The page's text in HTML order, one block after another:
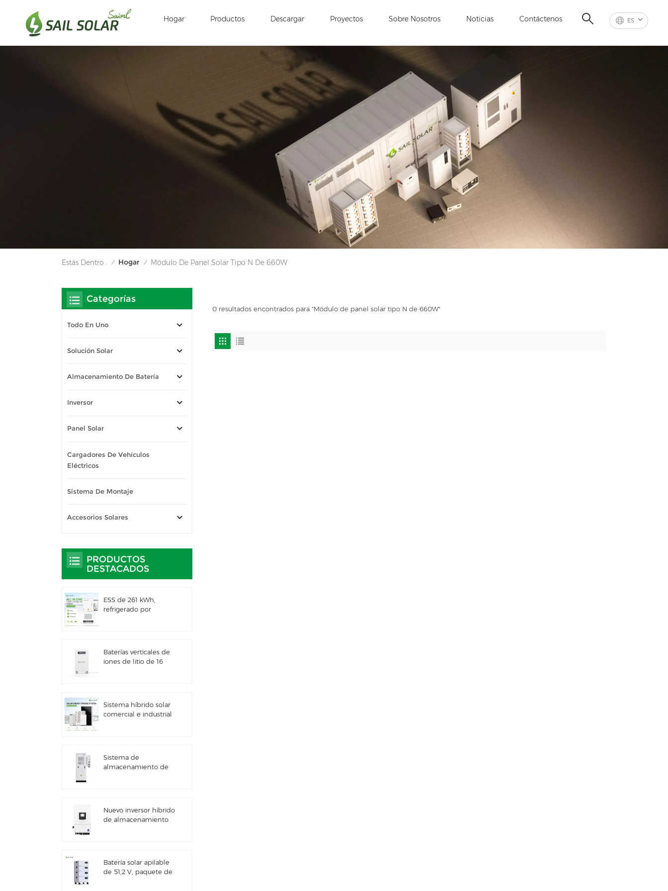
ES
Hogar Productos Descargar Proyectos Sobre Nosotros Noticias Contáctenos
Estás Dentro : / Hogar / Módulo De Panel Solar Tipo N De 660W
0 resultados encontrados para "Módulo de panel solar tipo N de 660W"
Categorías
Todo En Uno
Solución Solar
Almacenamiento De Batería
Inversor
Panel Solar
Cargadores De Vehículos
Eléctricos
Sistema De Montaje
Accesorios Solares
PRODUCTOS
DESTACADOS
ESS de 261 kWh,
refrigerado por
Baterías verticales de
iones de litio de 16
Sistema híbrido solar
comercial e industrial
Sistema de
almacenamiento de
gabinete para baterías
de litio de 60 kWh,
Nuevo inversor híbrido
de almacenamiento
Batería solar apilable
de 51,2 V, paquete de